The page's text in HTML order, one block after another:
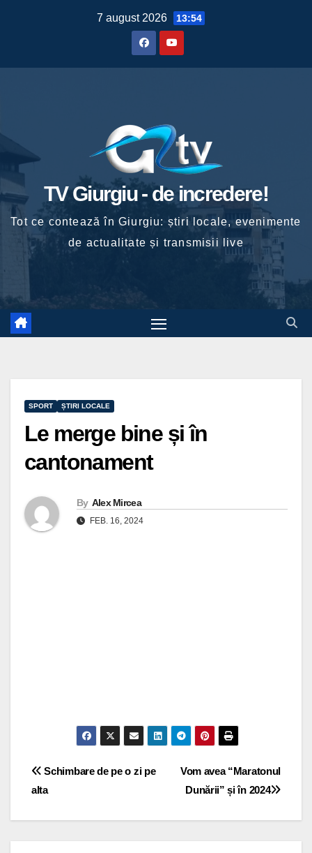
7 august 2026 13:54
TV Giurgiu - de incredere!
Tot ce contează în Giurgiu: știri locale, evenimente
de actualitate și transmisii live
SPORT ȘTIRI LOCALE
Le merge bine și în
cantonament
By Alex Mircea
FEB. 16, 2024
Navigare
Vom avea “Maratonul
Dunării” și în 2024
Schimbare de pe o zi pe
alta